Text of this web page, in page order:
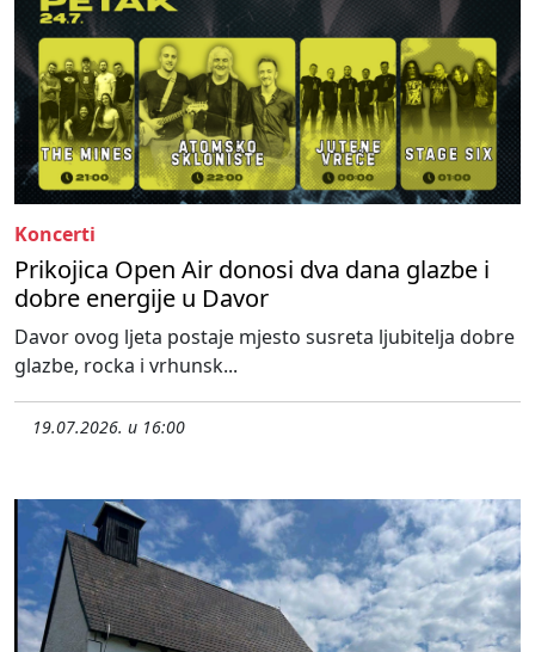
Koncerti
Prikojica Open Air donosi dva dana glazbe i
dobre energije u Davor
Davor ovog ljeta postaje mjesto susreta ljubitelja dobre
glazbe, rocka i vrhunsk...
19.07.2026. u 16:00